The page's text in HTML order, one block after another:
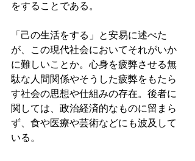
をすることである。
「己の生活をする」と安易に述べた
が、この現代社会においてそれがいか
に難しいことか。心身を疲弊させる無
駄な人間関係やそうした疲弊をもたら
す社会の思想や仕組みの存在。後者に
関しては、政治経済的なものに留まら
ず、食や医療や芸術などにも波及して
いる。